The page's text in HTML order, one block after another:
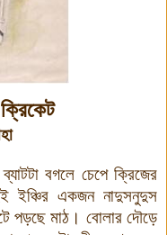
বগলে চেপে ক্রিজের
ইঞ্চির একজন নাদুসনুদুস
পড়ছে মাঠ। বোলার দৌড়ে